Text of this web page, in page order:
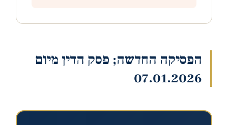
הפסיקה החדשה; פסק הדין מיום
07.01.2026